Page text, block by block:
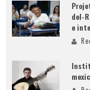
del-
e